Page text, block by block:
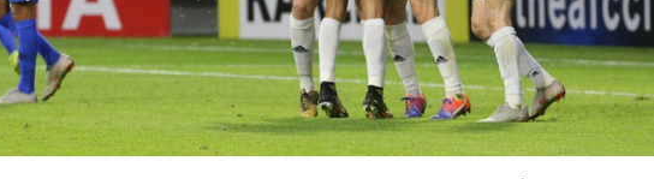
состоялись матчи в рамках третьего отборочного
чемпионов Азии.
«Пахтакор» вышел на поле против клуба «Аль-Наср» из ОАЭ.